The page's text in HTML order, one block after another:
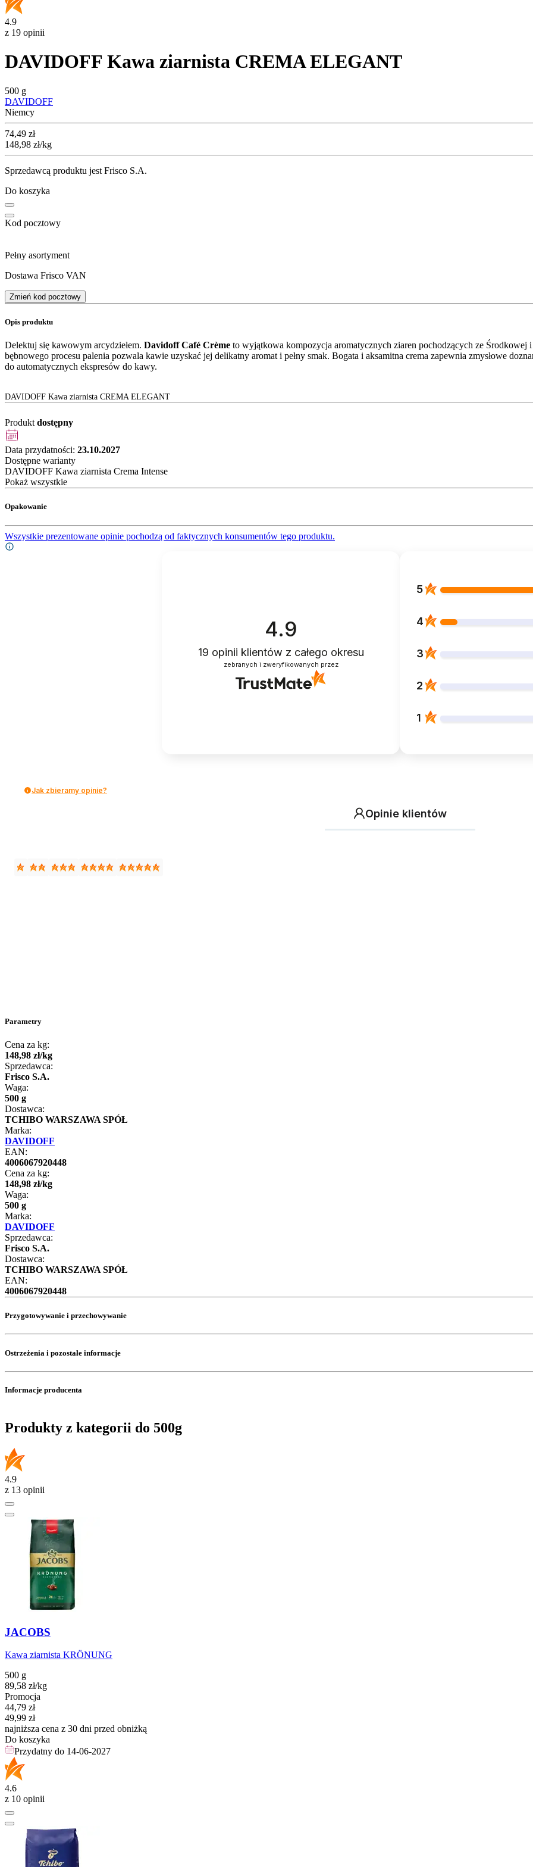
4.9
z 19 opinii
DAVIDOFF Kawa ziarnista CREMA ELEGANT
500 g
DAVIDOFF
Niemcy
Cena
74,49 zł
148,98 zł/kg
Sprzedawcą produktu jest Frisco S.A.
Do koszyka
Kod pocztowy
Pełny asortyment
Dostawa Frisco VAN
Zmień kod pocztowy
Opis produktu
Delektuj się kawowym arcydziełem. Davidoff Café Crème to wyjątkowa kompozycja aromatycznych ziaren pochodzących ze
bębnowego procesu palenia pozwala kawie uzyskać jej delikatny aromat i pełny smak. Bogata i aksamitna crema zapewnia zmysłowe
do automatycznych ekspresów do kawy.
DAVIDOFF Kawa ziarnista CREMA ELEGANT
Produkt dostępny
Data przydatności: 23.10.2027
Dostępne warianty
DAVIDOFF Kawa ziarnista Crema Intense
Pokaż wszystkie
Opakowanie
Wszystkie prezentowane opinie pochodzą od faktycznych konsumentów tego produktu.
4.9
19 opinii klientów z całego okresu
zebranych i zweryfikowanych przez
5
4
3
2
1
Jak zbieramy opinie?
Opinie klientów
Parametry
Cena za kg:
148,98 zł/kg
Sprzedawca:
Frisco S.A.
Waga:
500 g
Dostawca:
TCHIBO WARSZAWA SPÓŁ
Marka:
DAVIDOFF
EAN:
4006067920448
Cena za kg:
148,98 zł/kg
Waga:
500 g
Marka:
DAVIDOFF
Sprzedawca:
Frisco S.A.
Dostawca:
TCHIBO WARSZAWA SPÓŁ
EAN:
4006067920448
Przygotowywanie i przechowywanie
Ostrzeżenia i pozostałe informacje
Informacje producenta
Produkty z kategorii do 500g
4.9
z 13 opinii
JACOBS
Kawa ziarnista KRÖNUNG
500 g
89,58 zł/kg
Promocja
Cena promocyjna
44,79 zł
49,99 zł
najniższa cena z 30 dni przed obniżką
Do koszyka
Przydatny do 14-06-2027
4.6
z 10 opinii